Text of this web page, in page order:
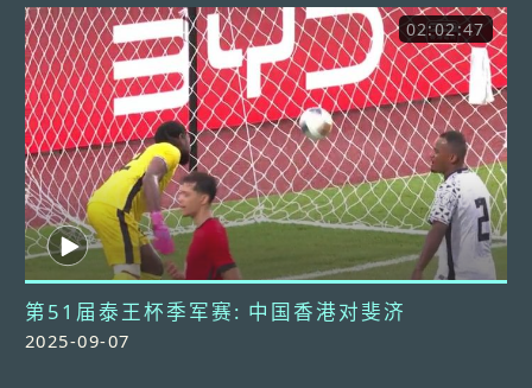
02:02:47
第51届泰王杯季军赛: 中国香港对斐济
2025-09-07